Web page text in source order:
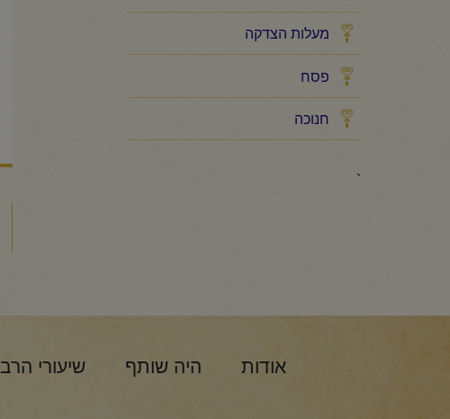
מעלות הצדקה
פסח
חנוכה
`
אודות היה שותף שיעורי הרב